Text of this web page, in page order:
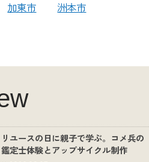
加東市 洲本市
リユースの日に親子で学ぶ。コメ兵の
鑑定士体験とアップサイクル制作